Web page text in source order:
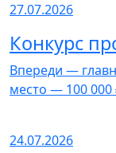
27.07.2026
Конкурс
Впереди —
место — 100 000
24.07.2026